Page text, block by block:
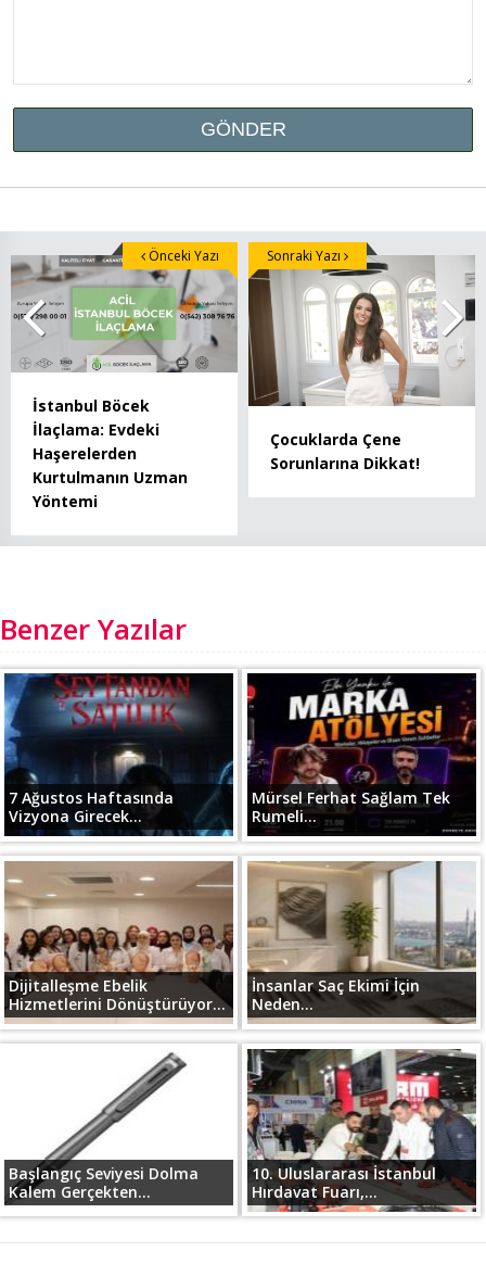
İstanbul Böcek
İlaçlama: Evdeki
Haşerelerden
Kurtulmanın Uzman
Yöntemi
Önceki Yazı
Çocuklarda Çene
Sorunlarına Dikkat!
Sonraki Yazı
Benzer Yazılar
7 Ağustos Haftasında
Vizyona Girecek...
Mürsel Ferhat Sağlam Tek
Rumeli...
Dijitalleşme Ebelik
Hizmetlerini Dönüştürüyor...
İnsanlar Saç Ekimi İçin
Neden...
Başlangıç Seviyesi Dolma
Kalem Gerçekten...
10. Uluslararası İstanbul
Hırdavat Fuarı,...